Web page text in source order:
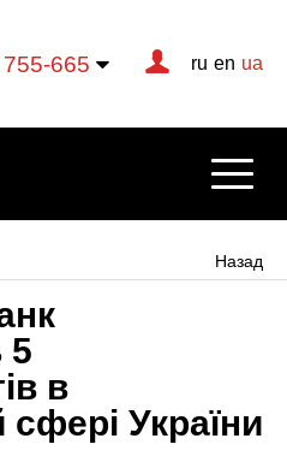
665 ru en ua
котли
тени
Назад
5
в
сфері України